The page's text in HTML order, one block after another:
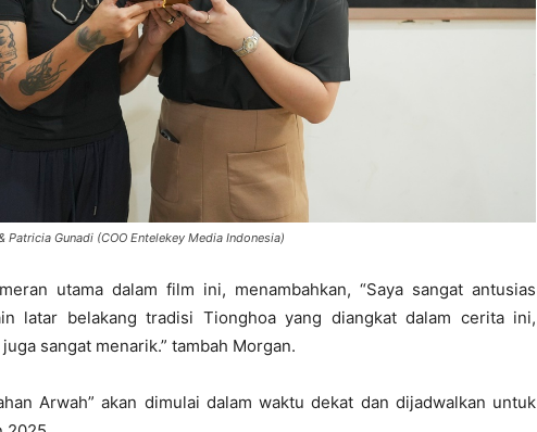
Patricia Gunadi (COO Entelekey Media Indonesia)
utama dalam film ini, menambahkan, “Saya sangat antusias
latar belakang tradisi Tionghoa yang diangkat dalam cerita ini,
sangat menarik.” tambah Morgan.
Arwah” akan dimulai dalam waktu dekat dan dijadwalkan untuk